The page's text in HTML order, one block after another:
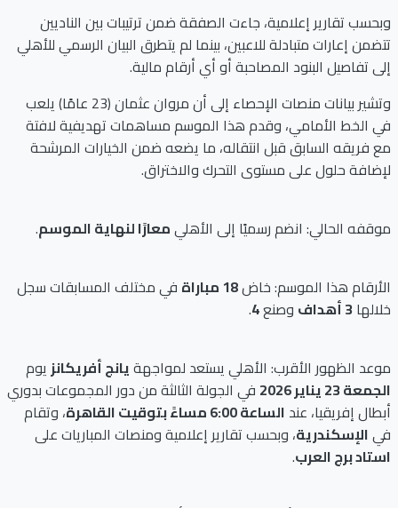
وبحسب تقارير إعلامية، جاءت الصفقة ضمن ترتيبات بين الناديين
تتضمن إعارات متبادلة للاعبين، بينما لم يتطرق البيان الرسمي للأهلي
إلى تفاصيل البنود المصاحبة أو أي أرقام مالية.
وتشير بيانات منصات الإحصاء إلى أن مروان عثمان (23 عامًا) يلعب
في الخط الأمامي، وقدم هذا الموسم مساهمات تهديفية لافتة
مع فريقه السابق قبل انتقاله، ما يضعه ضمن الخيارات المرشحة
لإضافة حلول على مستوى التحرك والاختراق.
موقفه الحالي: انضم رسميًا إلى الأهليمعارًا لنهاية الموسم.
الأرقام هذا الموسم: خاض18 مباراة
في مختلف المسابقات سجل
خلالها 3 أهداف وصنع4
.
موعد الظهور الأقرب: الأهلي يستعد لمواجهةيانج أفريكانز يوم
الجمعة 23 يناير 2026
في الجولة الثالثة من دور المجموعات بدوري
أبطال إفريقيا، عند الساعة 6:00 مساءً بتوقيت القاهرة
، وتقام
فيالإسكندرية، وبحسب تقارير إعلامية ومنصات المباريات على
استاد برج العرب.